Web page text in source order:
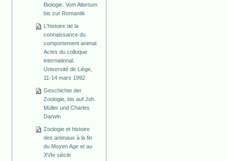
Biologie. Vom Altertum
bis zur Romantik
L'histoire de la
connaissance du
comportement animal.
Actes du colloque
international.
Université de Liège,
11-14 mars 1992
Geschichte der
Zoologie, bis auf Joh.
Müller und Charles
Darwin
Zoologie et histoire
des animaux à la fin
du Moyen Age et au
XVIe siècle